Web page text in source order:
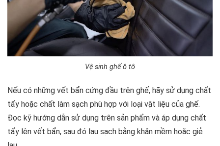
Vệ sinh ghế ô tô
Nếu có những vết bẩn cứng đầu trên ghế, hãy sử dụng chất
tẩy hoặc chất làm sạch phù hợp với loại vật liệu của ghế.
Đọc kỹ hướng dẫn sử dụng trên sản phẩm và áp dụng chất
tẩy lên vết bẩn, sau đó lau sạch bằng khăn mềm hoặc giẻ